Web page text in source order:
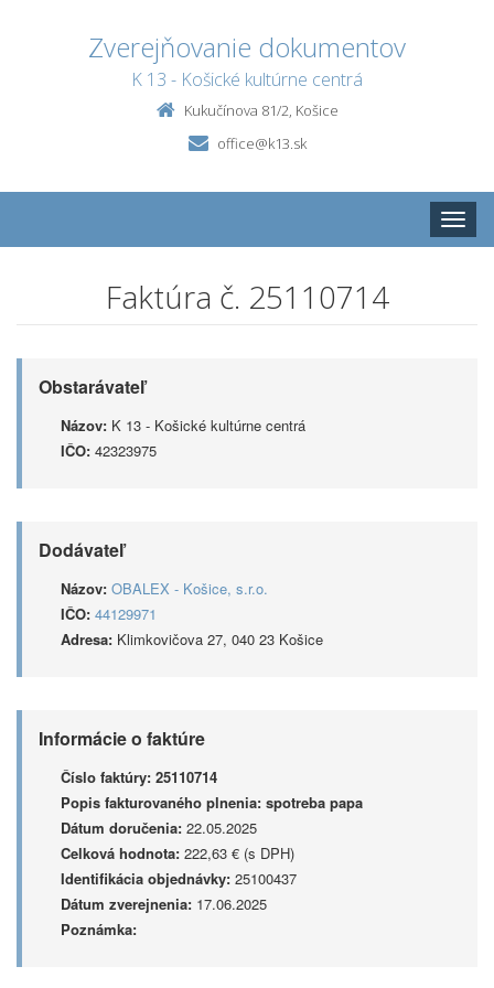
Zverejňovanie dokumentov
K 13 - Košické kultúrne centrá
Kukučínova 81/2, Košice
office@k13.sk
Toggle
Faktúra č. 25110714
Obstarávateľ
Názov: K 13 - Košické kultúrne centrá
IČO: 42323975
Dodávateľ
Názov: OBALEX - Košice, s.r.o.
IČO: 44129971
Adresa: Klimkovičova 27, 040 23 Košice
Informácie o faktúre
Číslo faktúry: 25110714
Popis fakturovaného plnenia: spotreba papa
Dátum doručenia: 22.05.2025
Celková hodnota: 222,63 € (s DPH)
Identifikácia objednávky: 25100437
Dátum zverejnenia: 17.06.2025
Poznámka: